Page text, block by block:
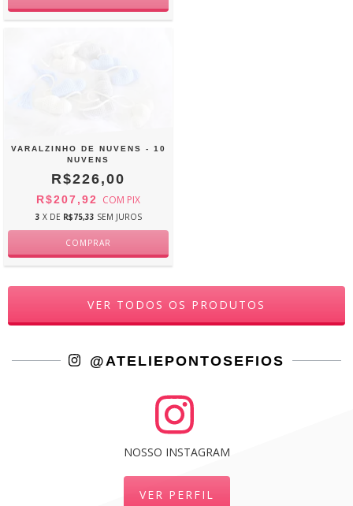
VARALZINHO DE NUVENS - 10
NUVENS
R$226,00
R$207,92 COM PIX
3 X DE R$75,33 SEM JUROS
VER TODOS OS PRODUTOS
@ATELIEPONTOSEFIOS
NOSSO INSTAGRAM
VER PERFIL